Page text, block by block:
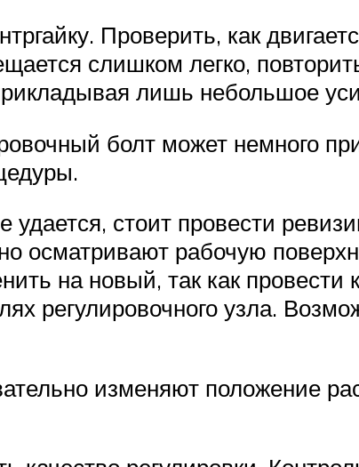
Проверить, как
слишком легко,
лишь небольшое
болт может немного
удается, стоит провести
осматривают рабочую
на новый, так как провести
регулировочного узла.
изменяют положение